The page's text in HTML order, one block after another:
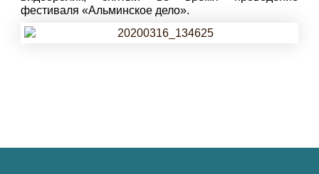
фестиваля «Альминское дело».